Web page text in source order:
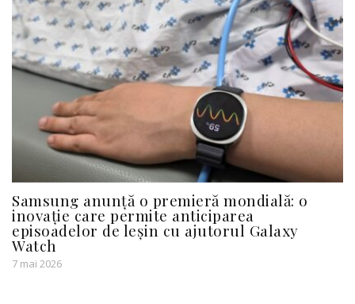
Samsung anunță o premieră mondială: o
inovație care permite anticiparea
episoadelor de leșin cu ajutorul Galaxy
Watch
7 mai 2026